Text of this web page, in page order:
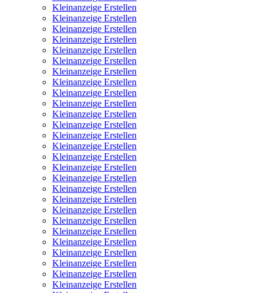
Kleinanzeige Erstellen
Kleinanzeige Erstellen
Kleinanzeige Erstellen
Kleinanzeige Erstellen
Kleinanzeige Erstellen
Kleinanzeige Erstellen
Kleinanzeige Erstellen
Kleinanzeige Erstellen
Kleinanzeige Erstellen
Kleinanzeige Erstellen
Kleinanzeige Erstellen
Kleinanzeige Erstellen
Kleinanzeige Erstellen
Kleinanzeige Erstellen
Kleinanzeige Erstellen
Kleinanzeige Erstellen
Kleinanzeige Erstellen
Kleinanzeige Erstellen
Kleinanzeige Erstellen
Kleinanzeige Erstellen
Kleinanzeige Erstellen
Kleinanzeige Erstellen
Kleinanzeige Erstellen
Kleinanzeige Erstellen
Kleinanzeige Erstellen
Kleinanzeige Erstellen
Kleinanzeige Erstellen